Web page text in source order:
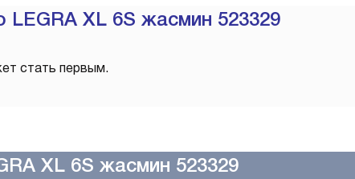
XL 6S жасмин 523329
стать первым.
XL 6S жасмин 523329